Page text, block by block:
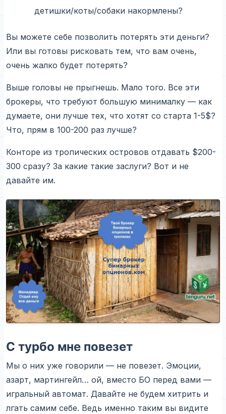
детишки/коты/собаки накормлены?
Вы можете себе позволить потерять эти деньги?
Или вы готовы рисковать тем, что вам очень,
очень жалко будет потерять?
Выше головы не прыгнешь. Мало того. Все эти
брокеры, что требуют большую минималку — как
думаете, они лучше тех, что хотят со старта 1-5$?
Что, прям в 100-200 раз лучше?
Конторе из тропических островов отдавать $200-
300 сразу? За какие такие заслуги? Вот и не
давайте им.
С турбо мне повезет
Мы о них уже говорили — не повезет. Эмоции,
азарт, мартингейл… ой, вместо БО перед вами —
игральный автомат. Давайте не будем хитрить и
лгать самим себе. Ведь именно таким вы видите